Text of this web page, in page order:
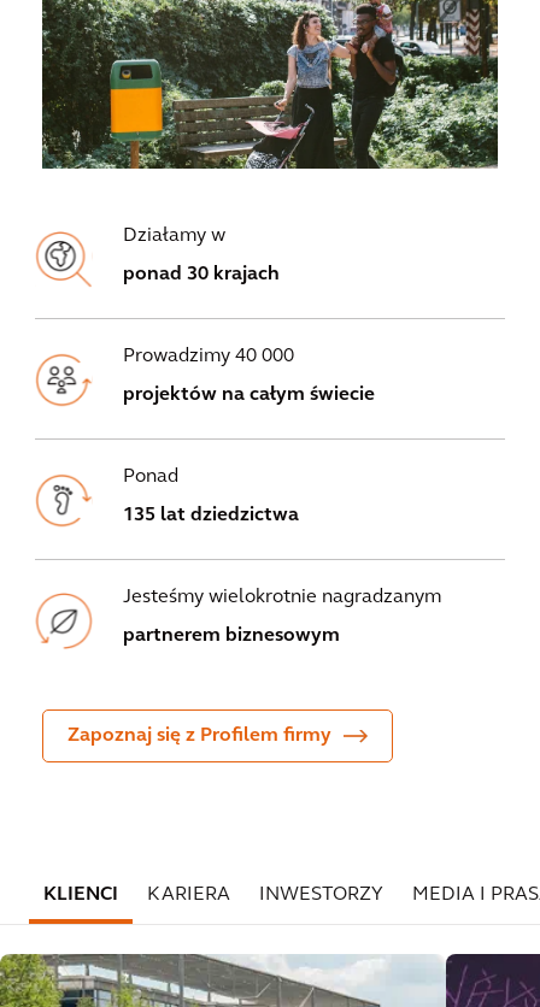
Działamy w
ponad 30 krajach
Prowadzimy 40 000
projektów na całym świecie
Ponad
135 lat dziedzictwa
Jesteśmy wielokrotnie nagradzanym
partnerem biznesowym
Zapoznaj się z Profilem firmy
KLIENCI KARIERA INWESTORZY MEDIA I